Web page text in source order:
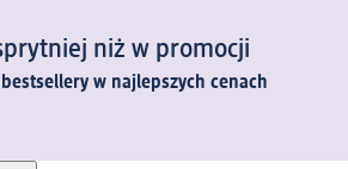
niż w promocji
w najlepszych cenach